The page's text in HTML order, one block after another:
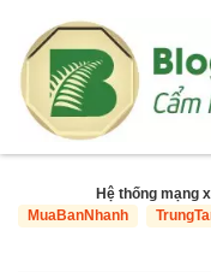
Hệ thống mạng
MuaBanNhanh